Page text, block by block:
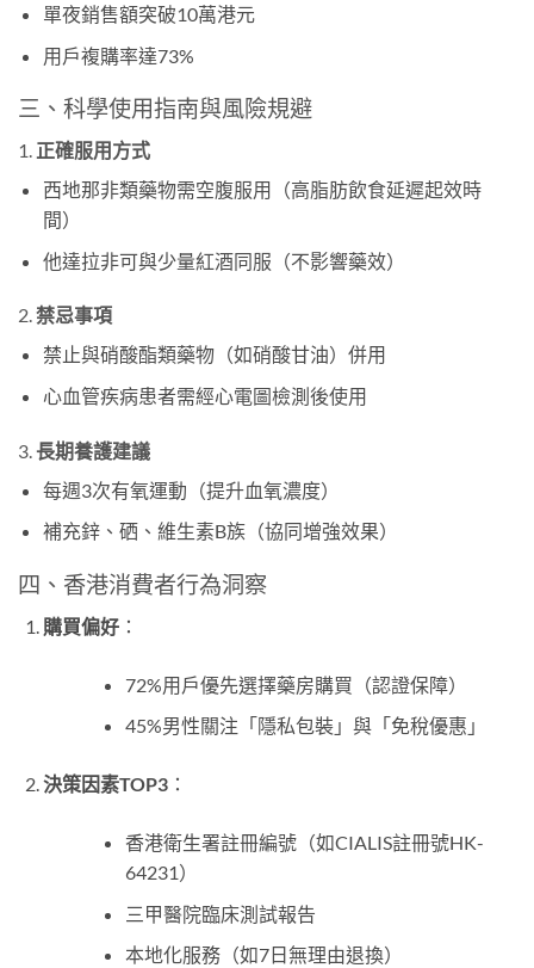
單夜銷售額突破10萬港元
用戶複購率達73%
三、科學使用指南與風險規避
1. ​ 正確服用方式
西地那非類藥物需空腹服用（高脂肪飲食延遲起效時
間）
他達拉非可與少量紅酒同服（不影響藥效）
2. ​禁忌事項
禁止與硝酸酯類藥物（如硝酸甘油）併用
心血管疾病患者需經心電圖檢測後使用
3. ​ 長期養護建議
每週3次有氧運動（提升血氧濃度）
補充鋅、硒、維生素B族（協同增強效果）
四、香港消費者行為洞察
購買偏好​：
72%用戶優先選擇藥房購買（認證保障）
45%男性關注「隱私包裝」與「免稅優惠」
決策因素TOP3​：
香港衛生署註冊編號（如CIALIS註冊號HK-
64231）
三甲醫院臨床測試報告
本地化服務（如7日無理由退換）